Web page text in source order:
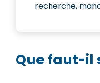
recherche,
Que faut-il